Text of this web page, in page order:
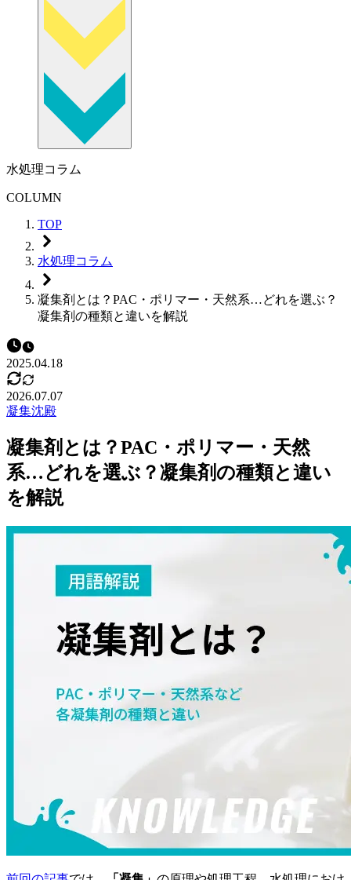
水処理コラム
COLUMN
TOP
水処理コラム
凝集剤とは？PAC・ポリマー・天然系…どれを選ぶ？
凝集剤の種類と違いを解説
2025.04.18
2026.07.07
凝集沈殿
凝集剤とは？PAC・ポリマー・天然
系…どれを選ぶ？凝集剤の種類と違い
を解説